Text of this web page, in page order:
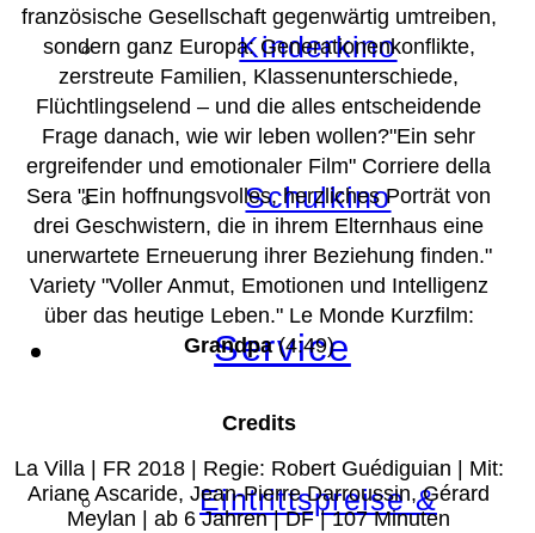
Kinderkino
Schulkino
Service
Eintrittspreise &
französische Gesellschaft gegenwärtig umtreiben,
sondern ganz Europa: Generationenkonflikte,
zerstreute Familien, Klassenunterschiede,
Flüchtlingselend – und die alles entscheidende
Frage danach, wie wir leben wollen?"Ein sehr
ergreifender und emotionaler Film" Corriere della
Sera "Ein hoffnungsvolles, herzliches Porträt von
drei Geschwistern, die in ihrem Elternhaus eine
unerwartete Erneuerung ihrer Beziehung finden."
Variety "Voller Anmut, Emotionen und Intelligenz
über das heutige Leben." Le Monde Kurzfilm:
Grandpa(4:49)
Credits
La Villa | FR 2018 | Regie: Robert Guédiguian | Mit:
Ariane Ascaride, Jean-Pierre Darroussin, Gérard
Meylan | ab 6 Jahren | DF | 107 Minuten